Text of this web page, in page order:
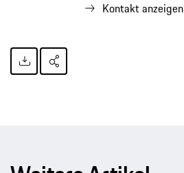
Kontakt anzeigen